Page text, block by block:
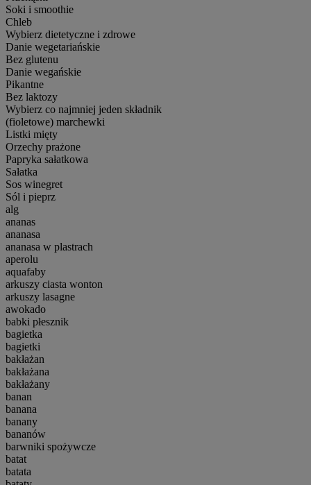
Soki i smoothie
Chleb
Wybierz dietetyczne i zdrowe
Danie wegetariańskie
Bez glutenu
Danie wegańskie
Pikantne
Bez laktozy
Wybierz co najmniej jeden składnik
(fioletowe) marchewki
Listki mięty
Orzechy prażone
Papryka sałatkowa
Sałatka
Sos winegret
Sól i pieprz
alg
ananas
ananasa
ananasa w plastrach
aperolu
aquafaby
arkuszy ciasta wonton
arkuszy lasagne
awokado
babki płesznik
bagietka
bagietki
bakłażan
bakłażana
bakłażany
banan
banana
banany
bananów
barwniki spożywcze
batat
batata